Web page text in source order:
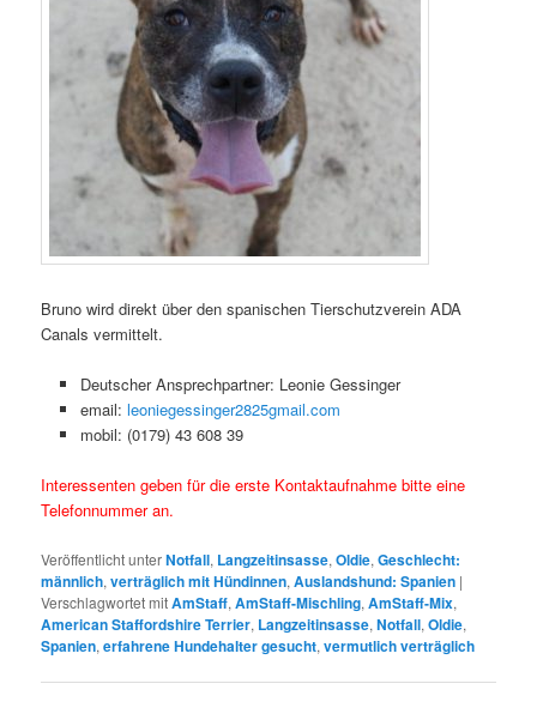
Bruno wird direkt über den spanischen Tierschutzverein ADA
Canals vermittelt.
Deutscher Ansprechpartner: Leonie Gessinger
email: leoniegessinger2825gmail.com
mobil: (0179) 43 608 39
Interessenten geben für die erste Kontaktaufnahme bitte eine
Telefonnummer an.
Veröffentlicht unterNotfall, Langzeitinsasse,Oldie,Geschlecht:
männlich,verträglich mit Hündinnen,Auslandshund: Spanien |
Verschlagwortet mitAmStaff,AmStaff-Mischling,AmStaff-Mix,
American Staffordshire Terrier, Langzeitinsasse,Notfall,Oldie,
Spanien,erfahrene Hundehalter gesucht,vermutlich verträglich